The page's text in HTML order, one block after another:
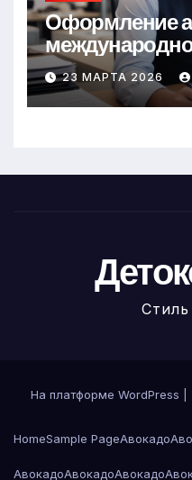
Оформление
23 МАРТА 2026
На платформе WordPress
HomeSample PageАвокадо
АвокадоАвокадоАвокадо